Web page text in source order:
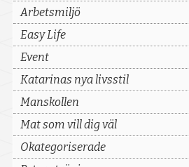
Arbetsmiljö
Easy Life
Event
Katarinas nya livsstil
Manskollen
Mat som vill dig väl
Okategoriserade